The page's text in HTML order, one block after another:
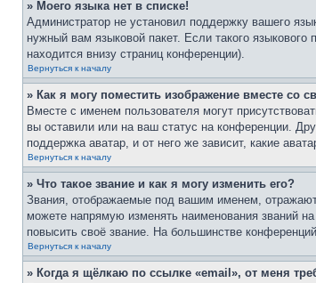
» Моего языка нет в списке!
Администратор не установил поддержку вашего
нужный вам языковой пакет. Если такого
находится внизу страниц конференции).
Вернуться к началу
» Как я могу поместить изображение вместе со
Вместе с именем пользователя могут
вы оставили или на ваш статус на конференции.
поддержка аватар, и от него же зависит, какие
Вернуться к началу
» Что такое звание и как я могу изменить его?
Звания, отображаемые под вашим именем,
можете напрямую изменять наименования званий
повысить своё звание. На большинстве
Вернуться к началу
» Когда я щёлкаю по ссылке «email», от меня